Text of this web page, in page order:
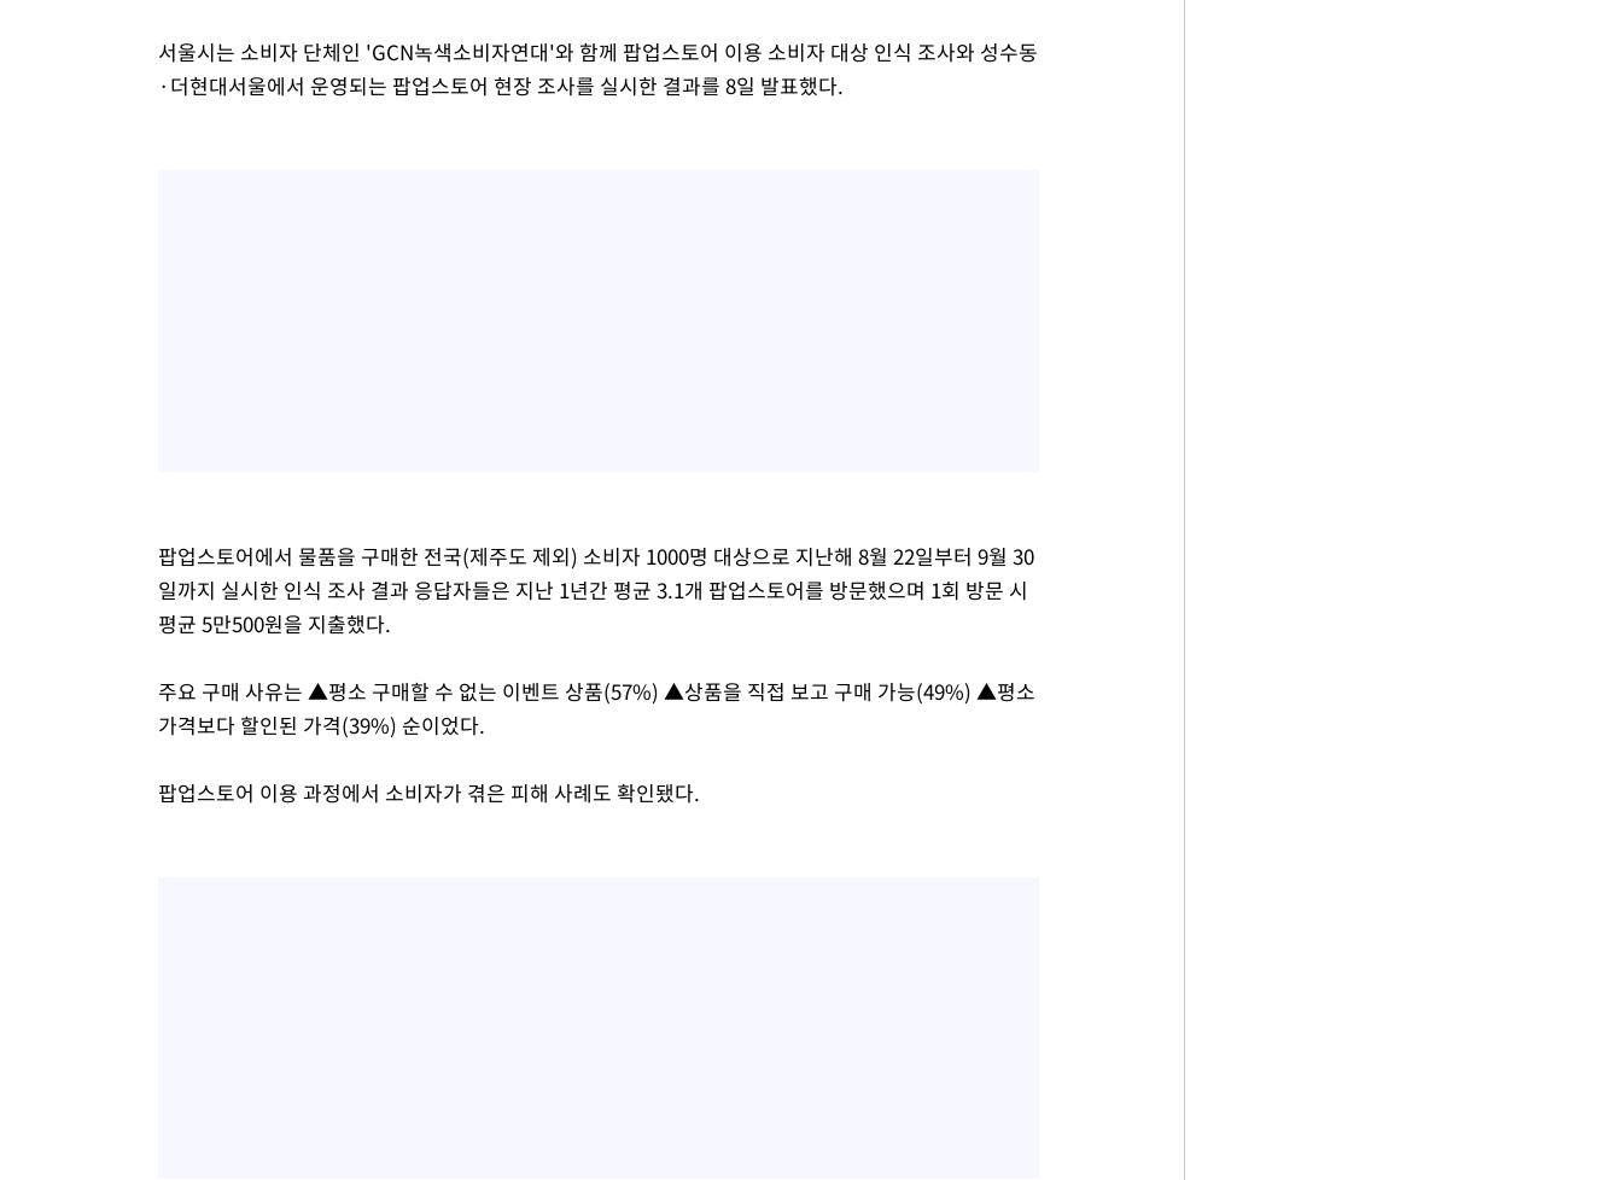
서울시는 소비자 단체인 'GCN녹색소비자연대'와 함께 팝업스토어 이용 소비자 대상 인식 조사와 성수동
·더현대서울에서 운영되는 팝업스토어 현장 조사를 실시한 결과를 8일 발표했다.
팝업스토어에서 물품을 구매한 전국(제주도 제외) 소비자 1000명 대상으로 지난해 8월 22일부터 9월 30
일까지 실시한 인식 조사 결과 응답자들은 지난 1년간 평균 3.1개 팝업스토어를 방문했으며 1회 방문 시
평균 5만500원을 지출했다.
주요 구매 사유는 ▲평소 구매할 수 없는 이벤트 상품(57%) ▲상품을 직접 보고 구매 가능(49%) ▲평소
가격보다 할인된 가격(39%) 순이었다.
팝업스토어 이용 과정에서 소비자가 겪은 피해 사례도 확인됐다.